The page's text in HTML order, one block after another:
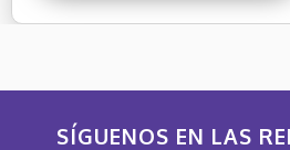
SÍGUENOS EN LAS